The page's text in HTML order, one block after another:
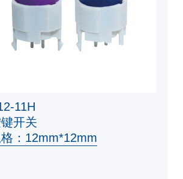
11H
开关
：12mm*12mm